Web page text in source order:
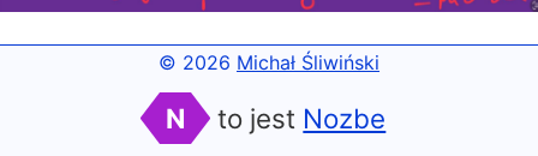
© 2026 Michał Śliwiński
N to jest Nozbe